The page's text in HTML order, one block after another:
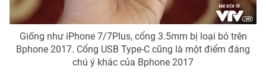
Cơ quan báo chí:
Thời báo VTV
Giấy phép hoạt động báo in và báo điện tử số 483/GP-BTTTT
cấp ngày 29/12/2023
Tổng Biên tập:Vũ Thanh Thủy
Giống như iPhone 7/7Plus, cổng 3.5mm bị loại bỏ trên
Bphone 2017. Cổng USB Type-C cũng là một điểm đáng
chú ý khác của Bphone 2017